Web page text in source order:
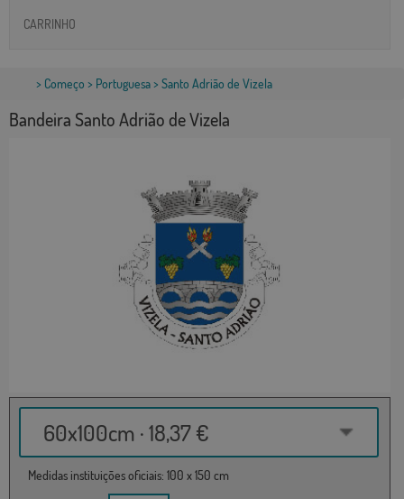
CARRINHO
> Começo > Portuguesa> Santo Adrião de Vizela
Bandeira Santo Adrião de Vizela
60x100cm · 18,37 €
Medidas instituições oficiais: 100 x 150 cm